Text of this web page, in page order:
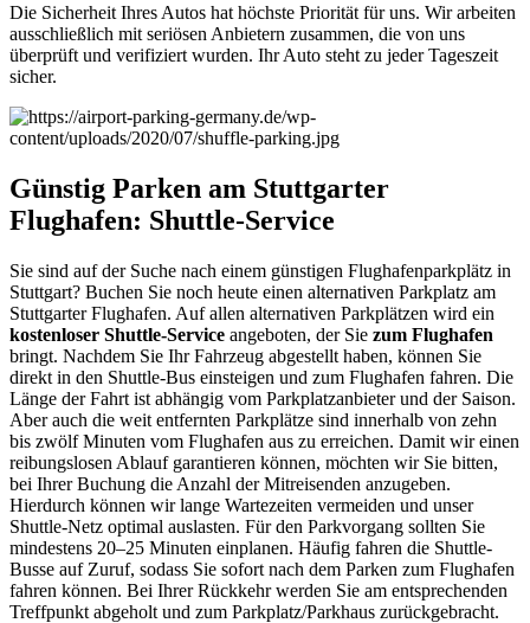
Die Sicherheit Ihres Autos hat höchste Priorität für uns. Wir arbeiten
ausschließlich mit seriösen Anbietern zusammen, die von uns
überprüft und verifiziert wurden. Ihr Auto steht zu jeder Tageszeit
sicher.
Günstig Parken am Stuttgarter
Flughafen: Shuttle-Service
Sie sind auf der Suche nach einem günstigen Flughafenparkplätz in
Stuttgart? Buchen Sie noch heute einen alternativen Parkplatz am
Stuttgarter Flughafen. Auf allen alternativen Parkplätzen wird ein
kostenloser Shuttle-Service angeboten, der Sie zum Flughafen
bringt. Nachdem Sie Ihr Fahrzeug abgestellt haben, können Sie
direkt in den Shuttle-Bus einsteigen und zum Flughafen fahren. Die
Länge der Fahrt ist abhängig vom Parkplatzanbieter und der Saison.
Aber auch die weit entfernten Parkplätze sind innerhalb von zehn
bis zwölf Minuten vom Flughafen aus zu erreichen. Damit wir einen
reibungslosen Ablauf garantieren können, möchten wir Sie bitten,
bei Ihrer Buchung die Anzahl der Mitreisenden anzugeben.
Hierdurch können wir lange Wartezeiten vermeiden und unser
Shuttle-Netz optimal auslasten. Für den Parkvorgang sollten Sie
mindestens 20–25 Minuten einplanen. Häufig fahren die Shuttle-
Busse auf Zuruf, sodass Sie sofort nach dem Parken zum Flughafen
fahren können. Bei Ihrer Rückkehr werden Sie am entsprechenden
Treffpunkt abgeholt und zum Parkplatz/Parkhaus zurückgebracht.